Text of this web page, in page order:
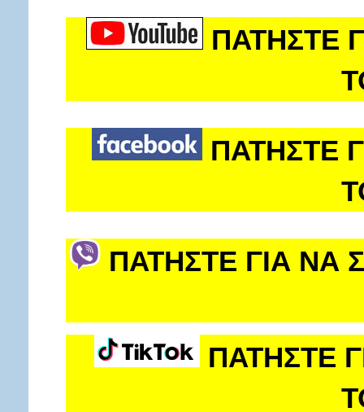
ΠΑΤΗΣΤΕ
ΠΑΤΗΣΤΕ
ΠΑΤΗΣΤΕ ΓΙΑ ΝΑ
ΠΑΤΗΣΤΕ